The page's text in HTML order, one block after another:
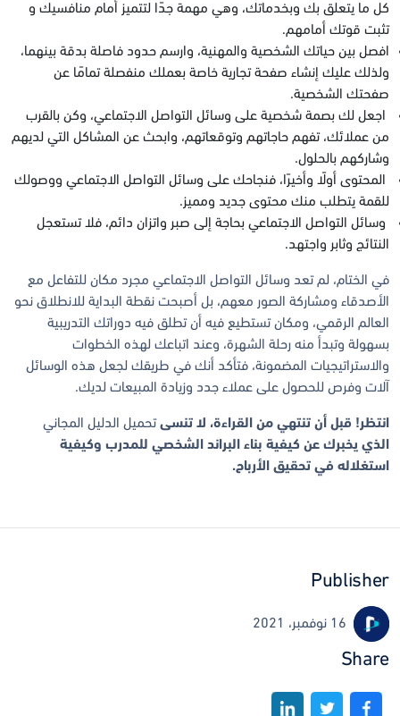
كل ما يتعلق بك وبخدماتك، وهي مهمة جدًا لتتميز أمام منافسيك و
تثبت قوتك أمامهم.
افصل بين حياتك الشخصية والمهنية، وارسم حدود فاصلة بدقة بينهما،
ولذلك عليك إنشاء صفحة تجارية خاصة بعملك منفصلة تمامًا عن
صفحتك الشخصية.
اجعل لك بصمة شخصية على وسائل التواصل الاجتماعي، وكن بالقرب
من عملائك، تفهم حاجاتهم وتوقعاتهم، وابحث عن المشاكل التي لديهم
وشاركهم بالحلول.
المحتوى أولًا وأخيرًا، فنجاحك على وسائل التواصل الاجتماعي ووصولك
للقمة يتطلب منك محتوى جديد ومميز.
وسائل التواصل الاجتماعي بحاجة إلى صبر واتزان دائم، فلا تستعجل
النتائج وثابر واجتهد.
في الختام، لم تعد وسائل التواصل الاجتماعي مجرد مكان للتفاعل مع
الأصدقاء ومشاركة الصور معهم، بل أصبحت نقطة البداية للانطلاق نحو
العالم الرقمي، ومكان تستطيع فيه أن تطلق فيه دوراتك التدريبية
بسهولة وتبدأ منه رحلة الشهرة، وعند اتباعك لهذه الخطوات
والاستراتيجيات المضمونة، فتأكد أنك في طريقك لجعل هذه الوسائل
آلات وفرص للحصول على عملاء جدد وزيادة المبيعات لديك.
انتظر! قبل أن تنتهي من القراءة، لا تنسىتحميل الدليل المجاني
الذي يخبرك عن كيفية بناء البراند الشخصي للمدرب وكيفية
استغلاله في تحقيق الأرباح.
Publisher
16 نوفمبر، 2021
Share